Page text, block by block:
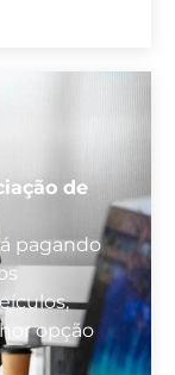
de
pagando
opção